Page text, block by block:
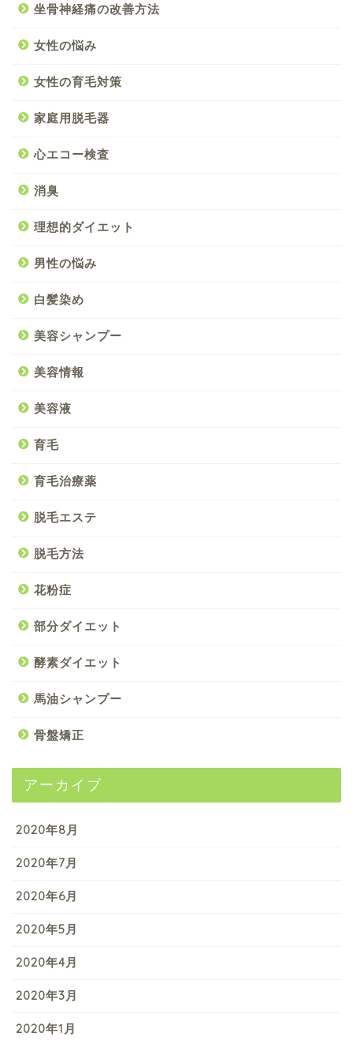
坐骨神経痛の改善方法
女性の悩み
女性の育毛対策
家庭用脱毛器
心エコー検査
消臭
理想的ダイエット
男性の悩み
白髪染め
美容シャンプー
美容情報
美容液
育毛
育毛治療薬
脱毛エステ
脱毛方法
花粉症
部分ダイエット
酵素ダイエット
馬油シャンプー
骨盤矯正
アーカイブ
2020年8月
2020年7月
2020年6月
2020年5月
2020年4月
2020年3月
2020年1月